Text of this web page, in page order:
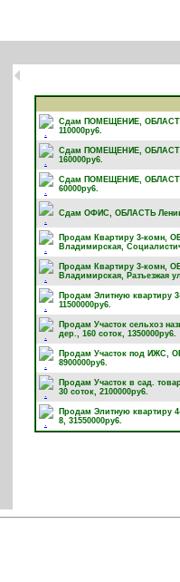
🞀
Сдам ПОМЕЩЕНИЕ, ОБЛАСТЬ
110000py6.
Сдам ПОМЕЩЕНИЕ, ОБЛАСТЬ
160000py6.
Сдам ПОМЕЩЕНИЕ, ОБЛАСТЬ
60000py6.
Сдам ОФИС, ОБЛАСТЬ
Продам Квартиру 3-комн,
Владимирская,
Продам Квартиру 3-комн,
Владимирская, Разъезжая
Продам Элитную квартиру
11500000py6.
Продам Участок сельхоз
дер., 160 соток, 1350000py6.
Продам Участок под ИЖС,
8900000py6.
Продам Участок в сад.
30 соток, 2100000py6.
Продам Элитную квартиру
8, 31550000py6.